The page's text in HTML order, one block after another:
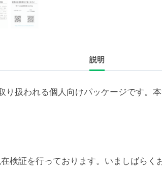
年
ッ
説明
扱われる個人向けパッケージです。
検証を行っております。いましばら